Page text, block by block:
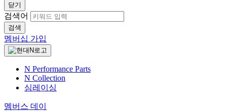
닫기
검색어
검색
멤버십 가입
N Performance Parts
N Collection
심레이싱
멤버스 데이